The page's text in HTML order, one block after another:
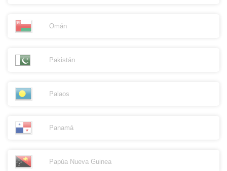
Omán
Pakistán
Palaos
Panamá
Papúa Nueva Guinea